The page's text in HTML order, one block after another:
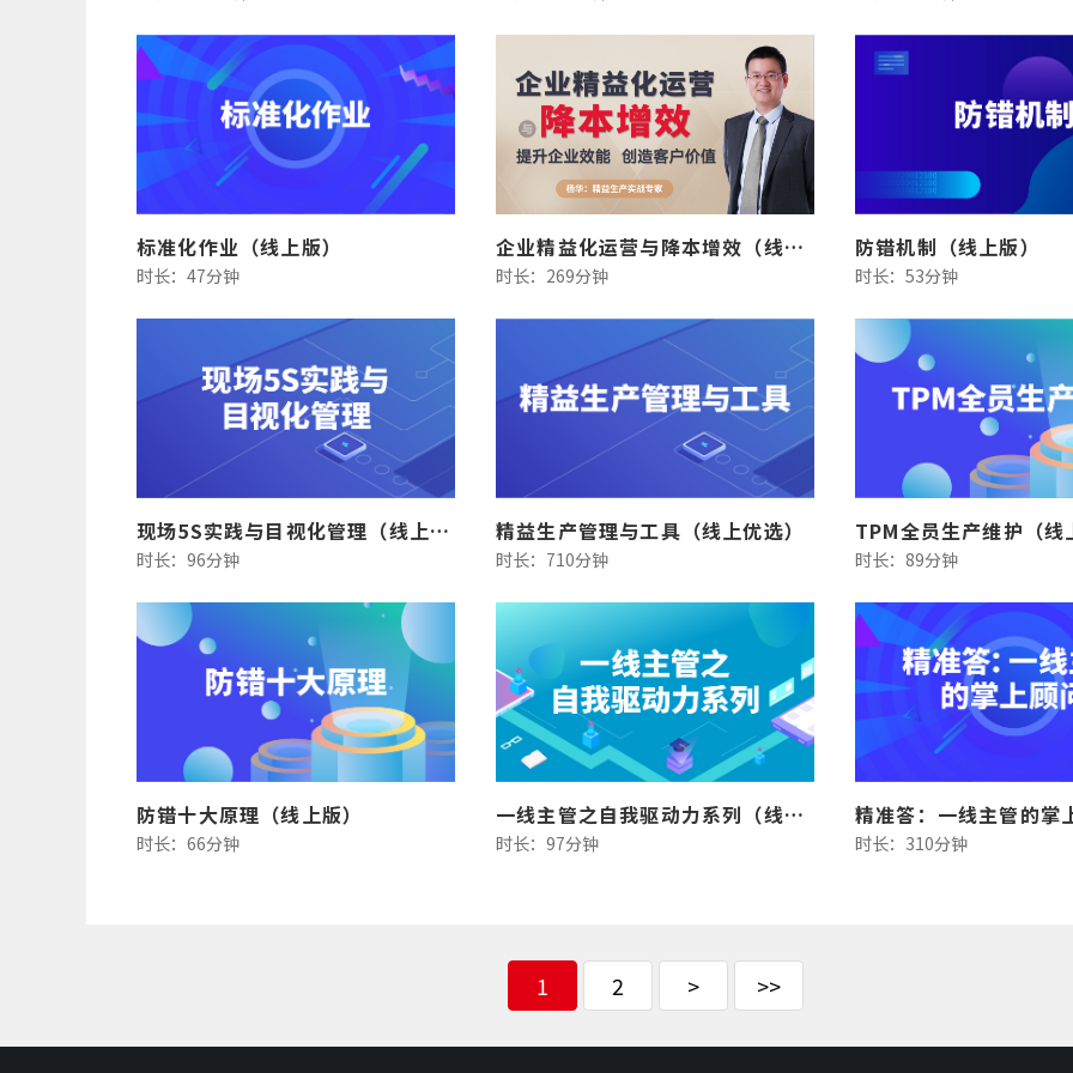
标准化作业（线上版）
时长：47分钟
企业精益化运营与降本增效（线上版）
时长：269分钟
防错机制（线上版）
时长：53分钟
现场5S实践与目视化管理（线上版）
时长：96分钟
精益生产管理与工具（线上优选）
时长：710分钟
TPM全员生产维护（线
时长：89分钟
防错十大原理（线上版）
时长：66分钟
一线主管之自我驱动力系列（线上版）
时长：97分钟 时长：310分钟
1 2 > >>